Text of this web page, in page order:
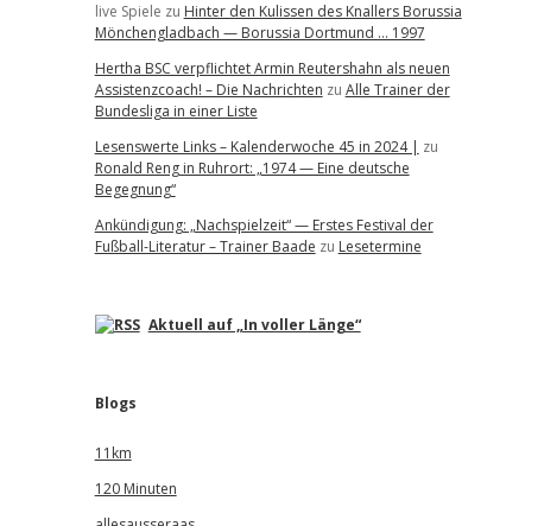
live Spiele zu Hinter den Kulissen des Knallers Borussia
Mönchengladbach — Borussia Dortmund … 1997
Hertha BSC verpflichtet Armin Reutershahn als neuen
Assistenzcoach! – Die Nachrichten zu Alle Trainer der
Bundesliga in einer Liste
Lesenswerte Links – Kalenderwoche 45 in 2024 | zu
Ronald Reng in Ruhrort: „1974 — Eine deutsche
Begegnung“
Ankündigung: „Nachspielzeit“ — Erstes Festival der
Fußball-Literatur – Trainer Baade zu Lesetermine
Aktuell auf „In voller Länge“
Blogs
11km
120 Minuten